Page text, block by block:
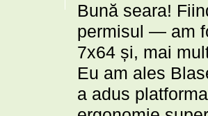
Bună seara!
permisul — am
7x64 și, mai
​Eu am ales
a adus